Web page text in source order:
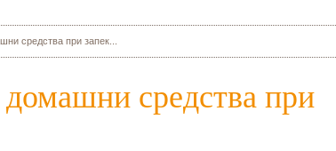
средства при запек...
средства при